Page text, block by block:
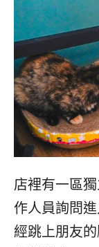
店裡有一區
作人員詢問
經跳上朋友